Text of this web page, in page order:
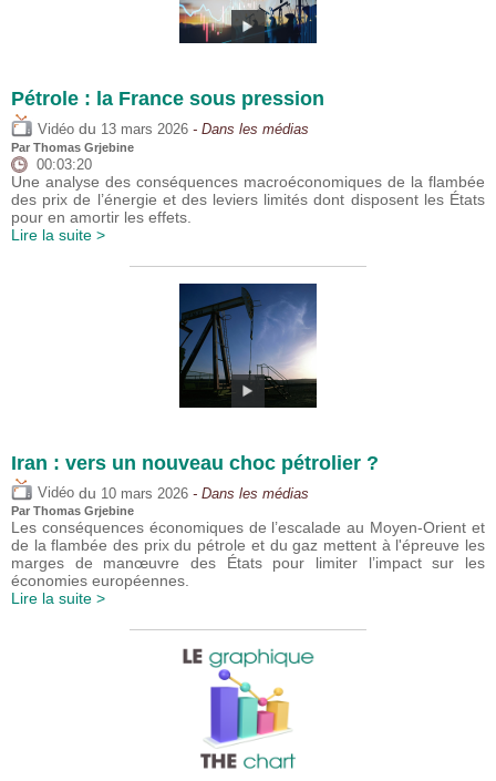
Pétrole : la France sous pression
Vidéo du 13 mars 2026 - Dans les médias
Par Thomas Grjebine
00:03:20
Une analyse des conséquences macroéconomiques de la flambée
des prix de l’énergie et des leviers limités dont disposent les États
pour en amortir les effets.
Lire la suite >
Iran : vers un nouveau choc pétrolier ?
Vidéo du 10 mars 2026 - Dans les médias
Par Thomas Grjebine
Les conséquences économiques de l’escalade au Moyen-Orient et
de la flambée des prix du pétrole et du gaz mettent à l'épreuve les
marges de manœuvre des États pour limiter l’impact sur les
économies européennes.
Lire la suite >